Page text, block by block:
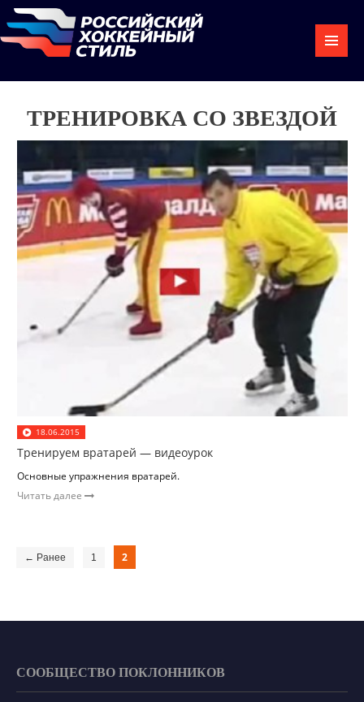
ТРЕНИРОВКА СО ЗВЕЗДОЙ
18.06.2015
Тренируем вратарей — видеоурок
Основные упражнения вратарей.
Читать далее
← Ранее 1 2
СООБЩЕСТВО ПОКЛОННИКОВ